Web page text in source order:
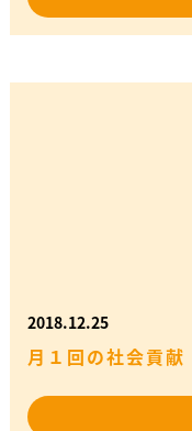
2018.12.25
月１回の社会貢献